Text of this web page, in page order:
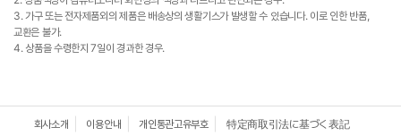
3. 가구 또는 전자제품외의 제품은 배송상의 생활기스가 발생할 수 있습니다. 이로 인한 반품,
교환은 불가.
4. 상품을 수령한지 7일이 경과한 경우.
회사소개 이용안내 개인통관고유부호 特定商取引法に基づく表記